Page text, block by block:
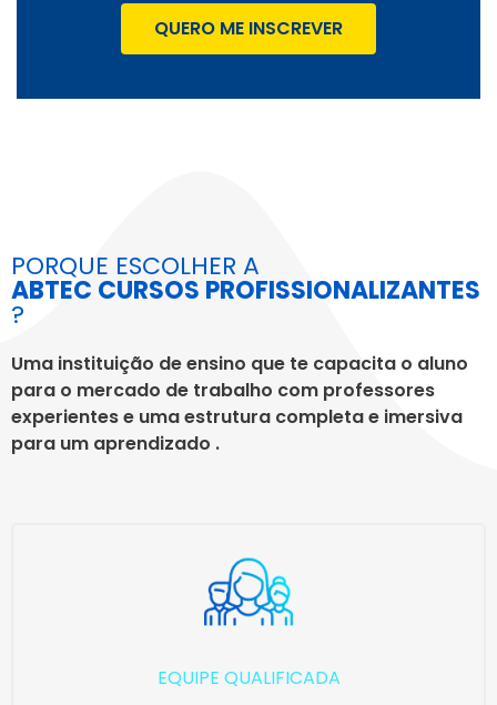
QUERO ME INSCREVER
PORQUE ESCOLHER A
ABTEC CURSOS PROFISSIONALIZANTES
?
Uma instituição de ensino que te capacita o aluno
para o mercado de trabalho com professores
experientes e uma estrutura completa e imersiva
para um aprendizado .
EQUIPE QUALIFICADA